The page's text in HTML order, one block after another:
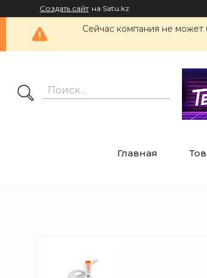
Создать сайт на Satu.kz
Сейчас компания не может
Главная